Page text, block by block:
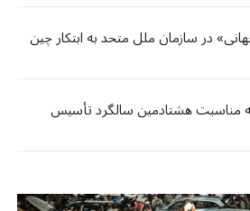
در سازمان ملل متحد به ابتکار چین
مناسبت هشتادمین سالگرد تأسیس